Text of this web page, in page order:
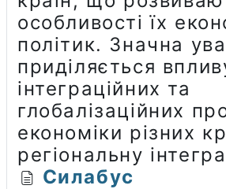
особливості їх
політик. Значна
приділяється
інтеграційних та
глобалізаційних
економіки різних
регіональну
Силабус